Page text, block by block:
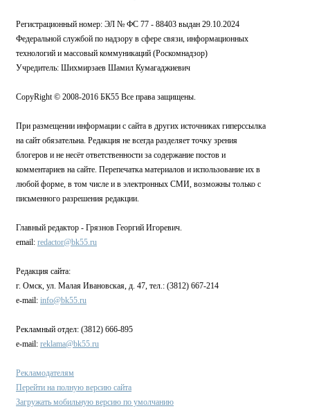
Регистрационный номер: ЭЛ № ФС 77 - 88403 выдан 29.10.2024
Федеральной службой по надзору в сфере связи, информационных
технологий и массовый коммуникаций (Роскомнадзор)
Учредитель: Шихмирзаев Шамил Кумагаджиевич
CopyRight © 2008-2016 БК55 Все права защищены.
При размещении информации с сайта в других источниках гиперссылка
на сайт обязательна. Редакция не всегда разделяет точку зрения
блогеров и не несёт ответственности за содержание постов и
комментариев на сайте. Перепечатка материалов и использование их в
любой форме, в том числе и в электронных СМИ, возможны только с
письменного разрешения редакции.
Главный редактор - Грязнов Георгий Игоревич.
email: redactor@bk55.ru
Редакция сайта:
г. Омск, ул. Малая Ивановская, д. 47, тел.: (3812) 667-214
e-mail: info@bk55.ru
Рекламный отдел: (3812) 666-895
e-mail: reklama@bk55.ru
Рекламодателям
Перейти на полную версию сайта
Загружать мобильную версию по умолчанию